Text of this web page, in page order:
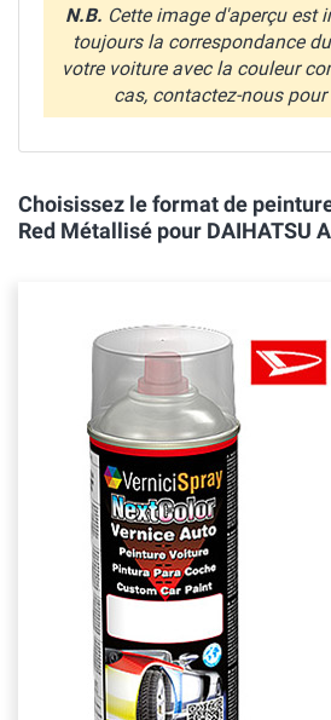
N.B. Cette image d'aperçu est
toujours la correspondance
votre voiture avec la couleur
cas, contactez-nous
Choisissez le format de
Red Métallisé pour DAIHATSU